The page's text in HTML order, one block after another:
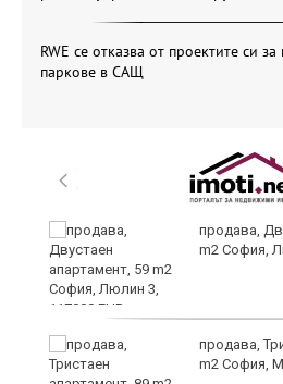
RWE се отказва от проектите си
паркове в САЩ
продава,
m2 София,
продава,
m2 София,